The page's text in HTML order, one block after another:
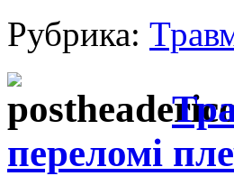
Рубрика:
переломі